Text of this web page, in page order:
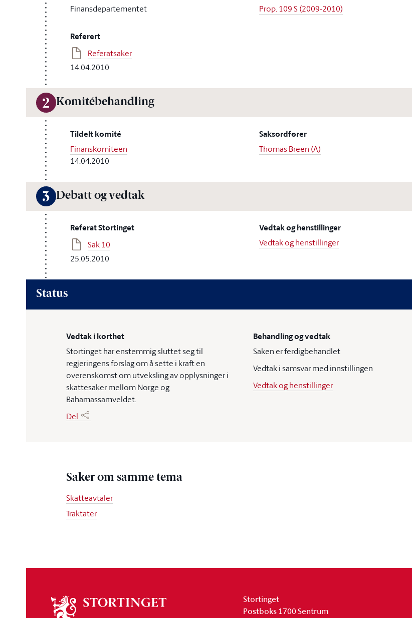
Finansdepartementet Prop. 109 S (2009-2010)
Referert
Referatsaker
14.04.2010
2 Komitébehandling
Tildelt komité
Finanskomiteen
14.04.2010
Saksordfører
Thomas Breen (A)
3 Debatt og vedtak
Referat Stortinget
Sak 10
25.05.2010
Vedtak og henstillinger
Vedtak og henstillinger
Status
Vedtak i korthet
Stortinget har enstemmig sluttet seg til
regjeringens forslag om å sette i kraft en
overenskomst om utveksling av opplysninger i
skattesaker mellom Norge og
Bahamassamveldet.
Del
Behandling og vedtak
Saken er ferdigbehandlet
Vedtak i samsvar med innstillingen
Vedtak og henstillinger
Saker om samme tema
Skatteavtaler
Traktater
stortinget
Stortinget
Postboks 1700 Sentrum